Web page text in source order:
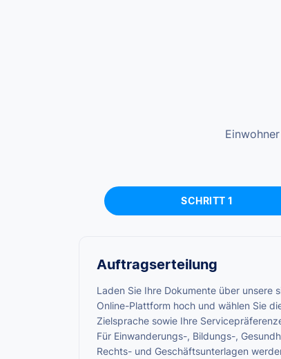
SCHRITT 1
Auftragserteilung
Laden Sie Ihre Dokumente über unsere
Online-Plattform hoch und wählen Sie
Zielsprache sowie Ihre
Für Einwanderungs-, Bildungs-,
Rechts- und Geschäftsunterlagen